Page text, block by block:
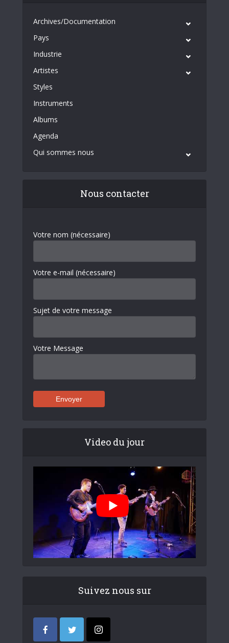
Archives/Documentation
Pays
Industrie
Artistes
Styles
Instruments
Albums
Agenda
Qui sommes nous
Nous contacter
Votre nom (nécessaire)
Votre e-mail (nécessaire)
Sujet de votre message
Votre Message
Video du jour
Suivez nous sur